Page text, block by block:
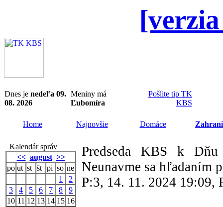
Dnes je nedeľa 09.
08. 2026
Meniny má
Ľubomíra
Pošlite tip TK
KBS
Home Najnovšie Domáce
Kalendár správ
<< august >>
po ut st št pi so ne
1
2
3
4 5 6 7 8
9
10 11 12 13 14 15 16
Predseda KBS k
Neunavme sa hľadaním
P:3, 14. 11. 2024 19:09,